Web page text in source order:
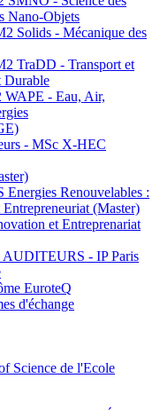
Nano-Objets
Solids - Mécanique des
TraDD - Transport et
Durable
- Eau, Air,
- MSc X-HEC
Renouvelables :
(Master)
et Entreprenariat
- IP Paris
EuroteQ
d'échange
Science de l'Ecole